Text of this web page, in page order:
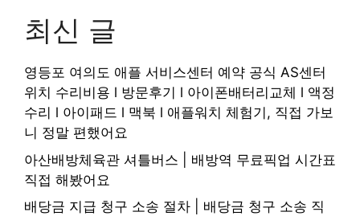
최신 글
영등포 여의도 애플 서비스센터 예약 공식 AS센터
위치 수리비용 l 방문후기 l 아이폰배터리교체 l 액정
수리 l 아이패드 l 맥북 l 애플워치 체험기, 직접 가보
니 정말 편했어요
아산배방체육관 셔틀버스 | 배방역 무료픽업 시간표
직접 해봤어요
배당금 지급 청구 소송 절차 | 배당금 청구 소송 직